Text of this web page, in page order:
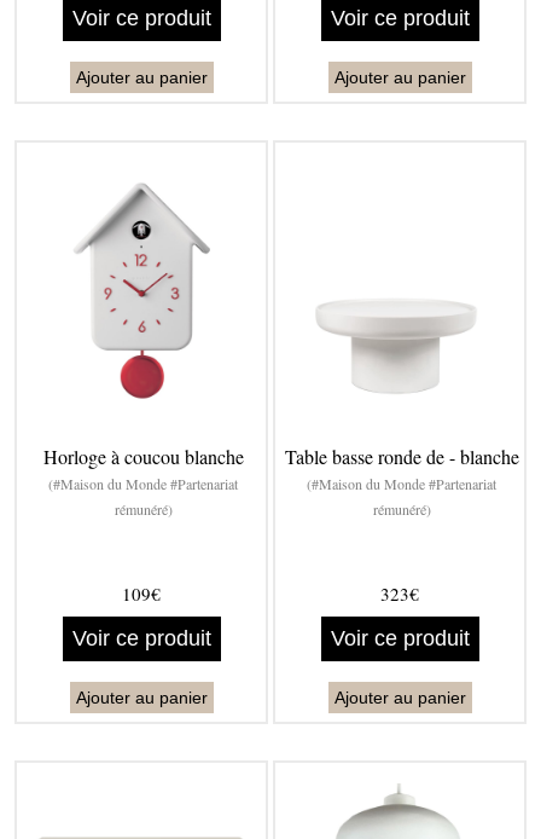
Voir ce produit
Ajouter au panier
Voir ce produit
Ajouter au panier
Horloge à coucou blanche
(#Maison du Monde #Partenariat
rémunéré)
109€
Voir ce produit
Ajouter au panier
Table basse ronde de - blanche
(#Maison du Monde #Partenariat
rémunéré)
323€
Voir ce produit
Ajouter au panier